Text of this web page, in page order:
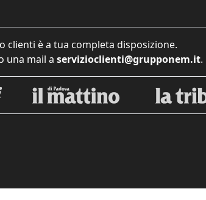
clienti è a tua completa disposizione.
una mail a servizioclienti@grupponem.it.